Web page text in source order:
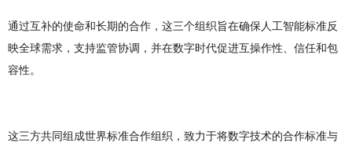
通过互补的使命和长期的合作，这三个组织旨在确保人工智能标准反
映全球需求，支持监管协调，并在数字时代促进互操作性、信任和包
容性。
这三方共同组成世界标准合作组织，致力于将数字技术的合作标准与